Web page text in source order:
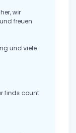
wir
freuen
und viele
finds count